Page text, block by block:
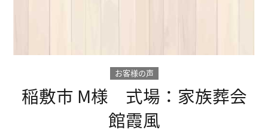
お客様の声
稲敷市 M様 式場：家族葬会
館霞風